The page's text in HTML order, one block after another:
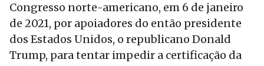
Congresso norte-americano, em 6 de janeiro
de 2021, por apoiadores do então presidente
dos Estados Unidos, o republicano Donald
Trump, para tentar impedir a certificação da